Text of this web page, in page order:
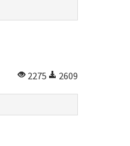
2275 2609